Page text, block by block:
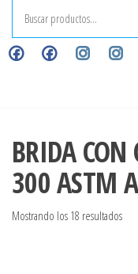
BRIDA
300 ASTM
Mostrando los 18 resultados